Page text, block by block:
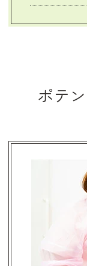
ポテ